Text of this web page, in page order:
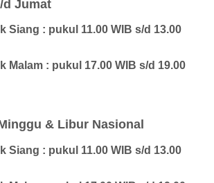
d Jumat
Siang : pukul 11.00 WIB s/d 13.00
Malam : pukul 17.00 WIB s/d 19.00
& Libur Nasional
Siang : pukul 11.00 WIB s/d 13.00